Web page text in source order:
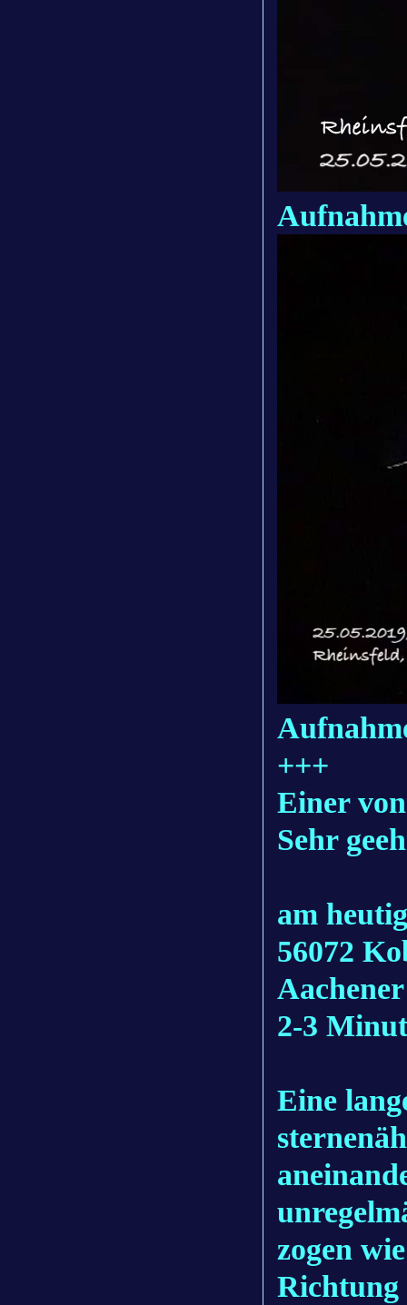
+++
Einer
Sehr
am
56072
2-3
Eine
zogen
Richtung